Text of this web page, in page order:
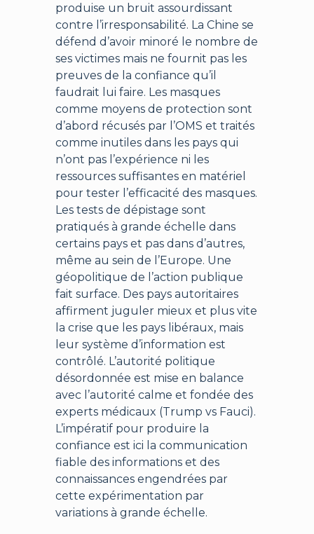
produise un bruit assourdissant
contre l’irresponsabilité. La Chine se
défend d’avoir minoré le nombre de
ses victimes mais ne fournit pas les
preuves de la confiance qu’il
faudrait lui faire. Les masques
comme moyens de protection sont
d’abord récusés par l’OMS et traités
comme inutiles dans les pays qui
n’ont pas l’expérience ni les
ressources suffisantes en matériel
pour tester l’efficacité des masques.
Les tests de dépistage sont
pratiqués à grande échelle dans
certains pays et pas dans d’autres,
même au sein de l’Europe. Une
géopolitique de l’action publique
fait surface. Des pays autoritaires
affirment juguler mieux et plus vite
la crise que les pays libéraux, mais
leur système d’information est
contrôlé. L’autorité politique
désordonnée est mise en balance
avec l’autorité calme et fondée des
experts médicaux (Trump vs Fauci).
L’impératif pour produire la
confiance est ici la communication
fiable des informations et des
connaissances engendrées par
cette expérimentation par
variations à grande échelle.